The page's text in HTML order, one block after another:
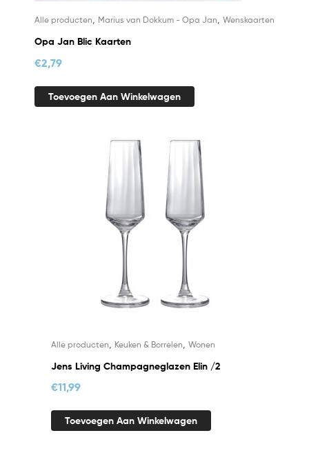
Alle producten, Marius van Dokkum - Opa Jan, Wenskaarten
Opa Jan Blic Kaarten
€2,79
Toevoegen Aan Winkelwagen
Alle producten Keuken & Borrelen Wonen
Jens Living Champagneglazen Elin /2
€11,99
Toevoegen Aan Winkelwagen